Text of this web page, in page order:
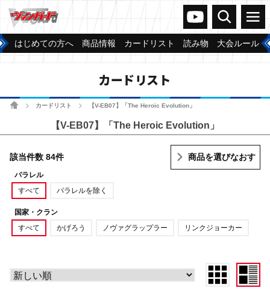
ヴァンガードch
検索 メニュー
はじめての方へ 商品情報 カードリスト 読み物 大会ルール
カードリスト
ホームカードリスト 【V-EB07】「The Heroic Evolution」
【V-EB07】「The Heroic Evolution」
該当件数 84件 商品を選びなおす
パラレル
すべて
パラレルを除く
国家・クラン
すべて
かげろう ノヴァグラップラー リンクジョーカー